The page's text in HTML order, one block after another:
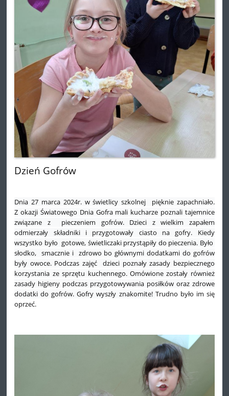
Dzień Gofrów
Dnia 27 marca 2024r. w świetlicy szkolnej pięknie zapachniało.
Z okazji Światowego Dnia Gofra mali kucharze poznali tajemnice
związane z pieczeniem gofrów. Dzieci z wielkim zapałem
odmierzały składniki i przygotowały ciasto na gofry. Kiedy
wszystko było gotowe, świetliczaki przystąpiły do pieczenia. Było
słodko, smacznie i zdrowo bo głównymi dodatkami do gofrów
były owoce. Podczas zajęć dzieci poznały zasady bezpiecznego
korzystania ze sprzętu kuchennego. Omówione zostały również
zasady higieny podczas przygotowywania posiłków oraz zdrowe
dodatki do gofrów.Gofry wyszły znakomite! Trudno było im się
oprzeć.